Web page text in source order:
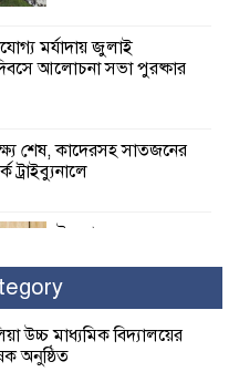
মর্যাদায় জুলাই
আলোচনা সভা পুরষ্কার
শেষ, কাদেরসহ সাতজনের
ট্রাইব্যুনালে
ইসলামের সবচেয়ে
নুর
দোষ দিচ্ছেন, আপনারা
উচ্চ মাধ্যমিক বিদ্যালয়ের
অনুষ্ঠিত